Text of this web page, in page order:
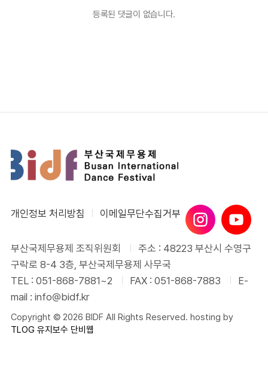
등록된 댓글이 없습니다.
개인정보 처리방침 이메일무단수집거부
부산국제무용제 조직위원회
주소 : 48223 부산시 수영구
구락로 8-4 3층, 부산국제무용제 사무국
TEL : 051-868-7881~2
FAX : 051-868-7883
E-
mail : info@bidf.kr
Copyright © 2026 BIDF All Rights Reserved. hosting by
TLOG 유지보수 단비웹